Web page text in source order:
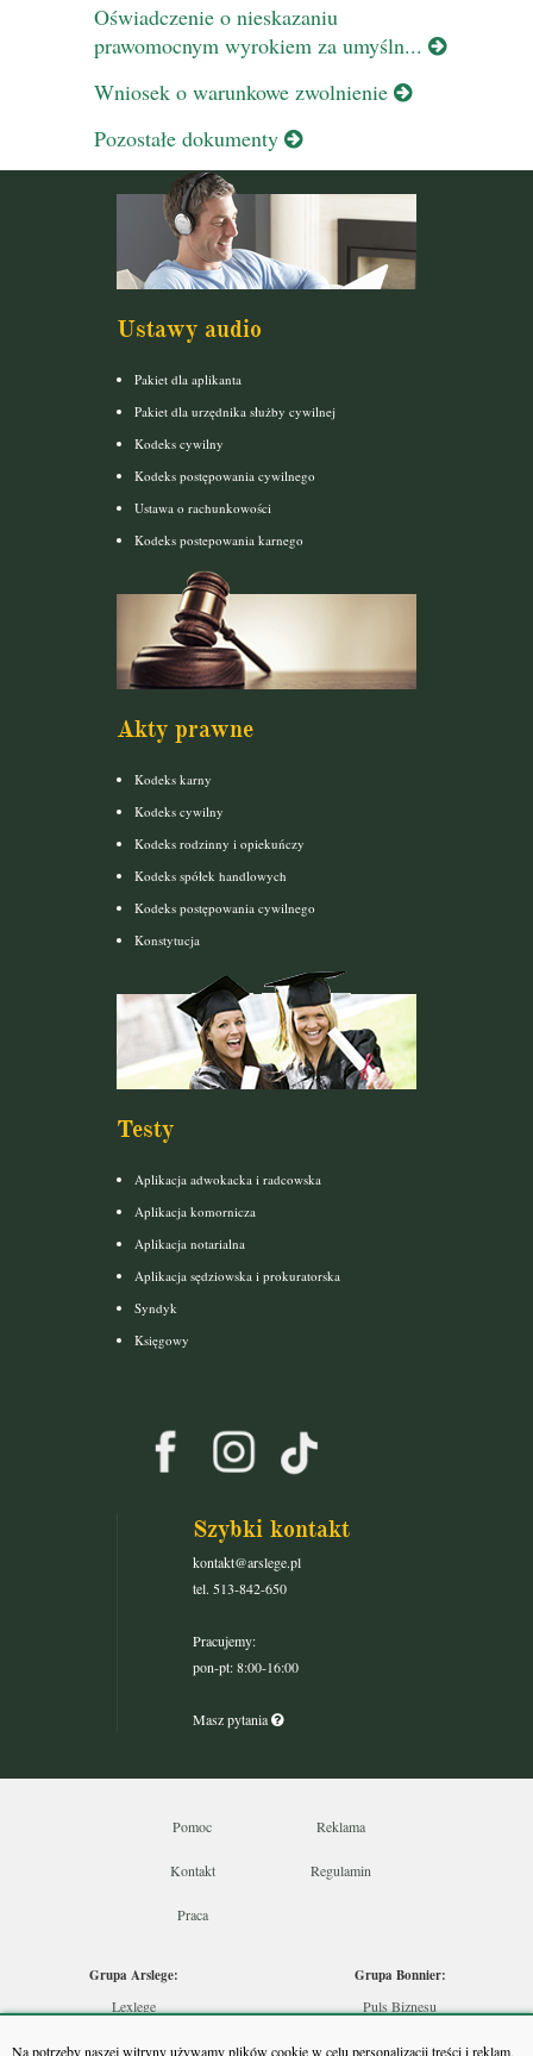
Na potrzeby naszej witryny używamy plików cookie w celu personalizacji treści i reklam,
Oświadczenie o nieskazaniu
prawomocnym wyrokiem za umyśln...
Wniosek o warunkowe zwolnienie
Pozostałe dokumenty
Ustawy audio
Pakiet dla aplikanta
Pakiet dla urzędnika służby cywilnej
Kodeks cywilny
Kodeks postępowania cywilnego
Ustawa o rachunkowości
Kodeks postepowania karnego
Akty prawne
Kodeks karny
Kodeks cywilny
Kodeks rodzinny i opiekuńczy
Kodeks spółek handlowych
Kodeks postępowania cywilnego
Konstytucja
Testy
Aplikacja adwokacka i radcowska
Aplikacja komornicza
Aplikacja notarialna
Aplikacja sędziowska i prokuratorska
Syndyk
Księgowy
Szybki kontakt
kontakt@arslege.pl
tel. 513-842-650
Pracujemy:
pon-pt: 8:00-16:00
Masz pytania
Pomoc Reklama
Kontakt Regulamin
Praca
Grupa Arslege:
Lexlege
Grupa Bonnier:
Puls Biznesu